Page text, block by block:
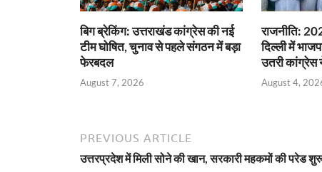
बिग ब्रेकिंग: उत्तराखंड कांग्रेस की नई
टीम घोषित, चुनाव से पहले संगठन में बड़ा
फेरबदल
August 7, 2026
राजनीति:
दिल्ली में
उतरी कांग्रेस
August 4,
PREVIOUS ARTICLE
उत्तरप्रदेश में मिली सोने की खान, सरकारी महकमों की परेड